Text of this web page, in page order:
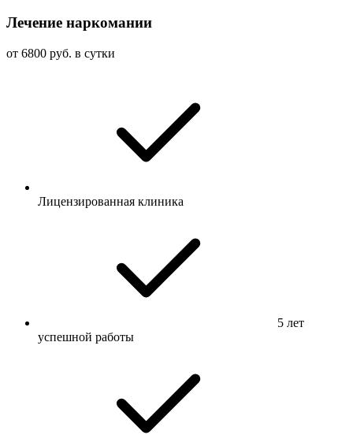
Лечение наркомании
от 6800 руб. в сутки
Лицензированная клиника
5 лет
успешной работы